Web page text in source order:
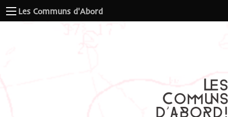
Les Communs d'Abord